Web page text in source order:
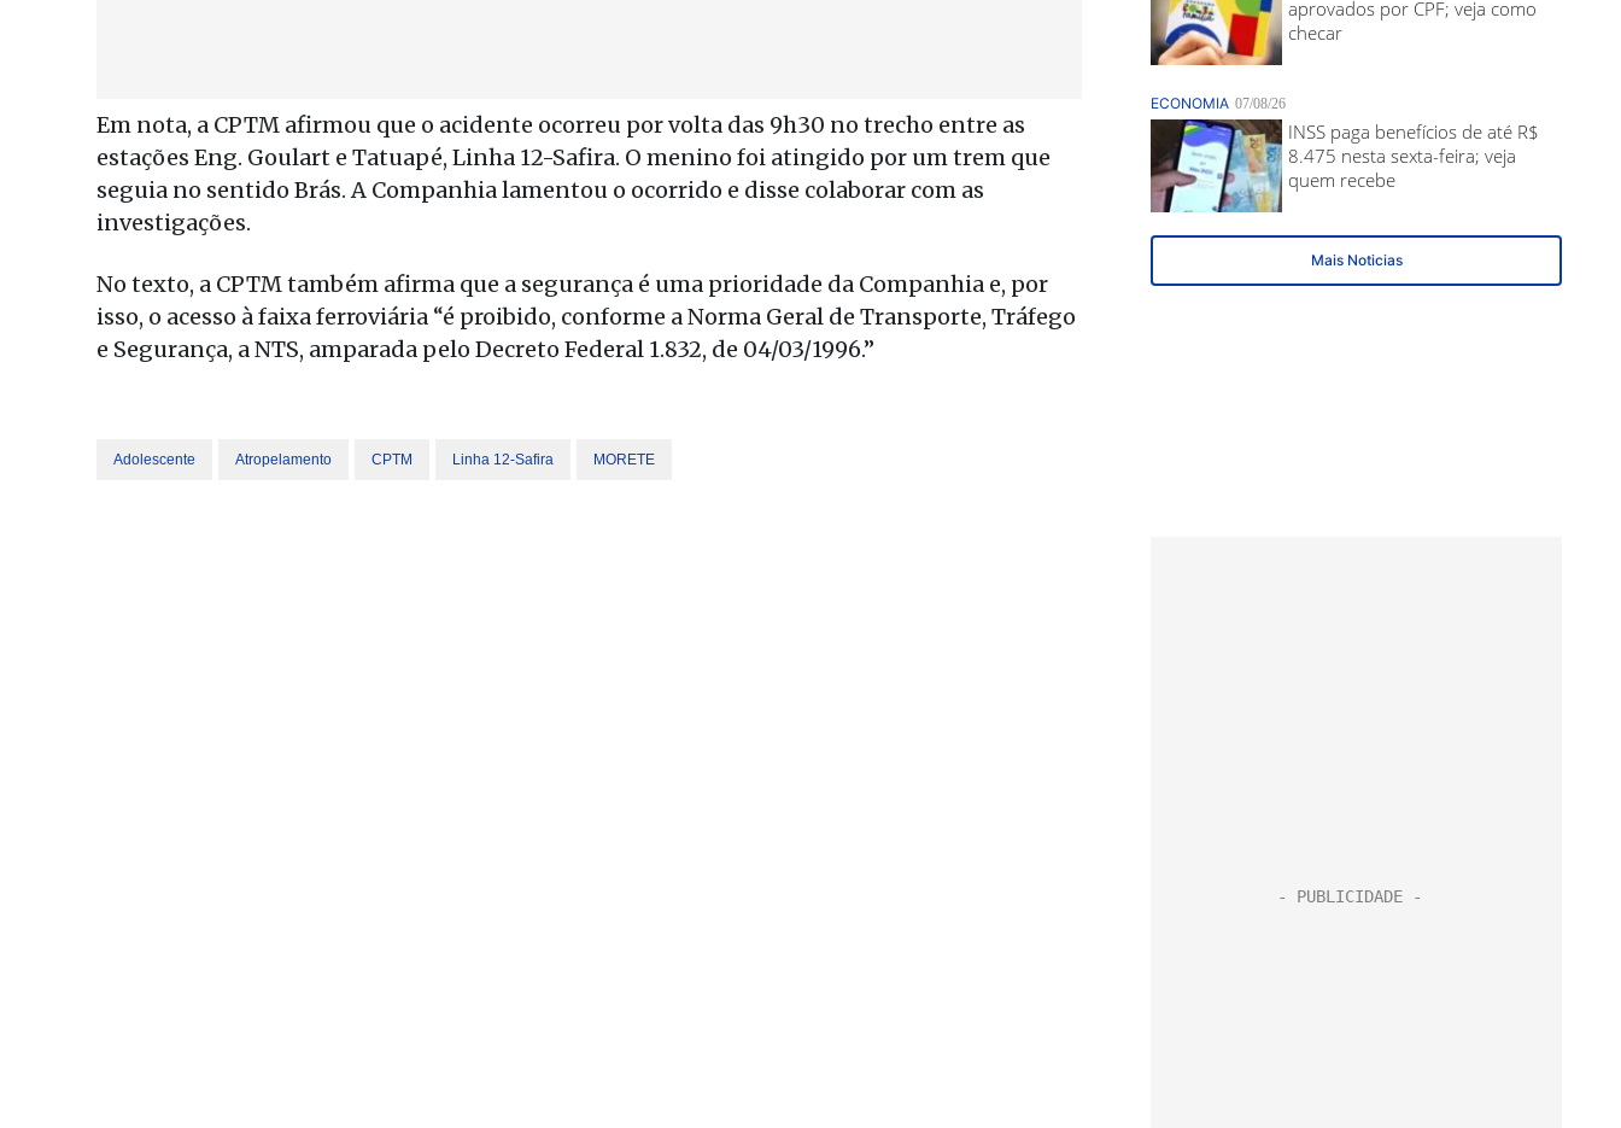
Em nota, a CPTM afirmou que o acidente ocorreu por volta das 9h30 no trecho entre as
estações Eng. Goulart e Tatuapé, Linha 12-Safira. O menino foi atingido por um trem que
seguia no sentido Brás. A Companhia lamentou o ocorrido e disse colaborar com as
investigações.
No texto, a CPTM também afirma que a segurança é uma prioridade da Companhia e, por
isso, o acesso à faixa ferroviária “é proibido, conforme a Norma Geral de Transporte, Tráfego
e Segurança, a NTS, amparada pelo Decreto Federal 1.832, de 04/03/1996.”
Adolescente Atropelamento CPTM Linha 12-Safira MORETE